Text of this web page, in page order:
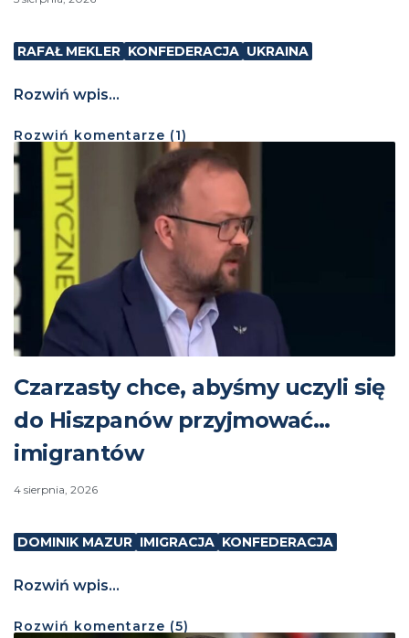
RAFAŁ MEKLER KONFEDERACJA UKRAINA
Rozwiń wpis...
Rozwiń komentarze (1)
Czarzasty chce, abyśmy uczyli się
do Hiszpanów przyjmować…
imigrantów
4 sierpnia, 2026
DOMINIK MAZUR IMIGRACJA KONFEDERACJA
Rozwiń wpis...
Rozwiń komentarze (5)